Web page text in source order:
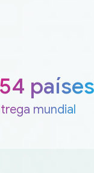
países
mundial